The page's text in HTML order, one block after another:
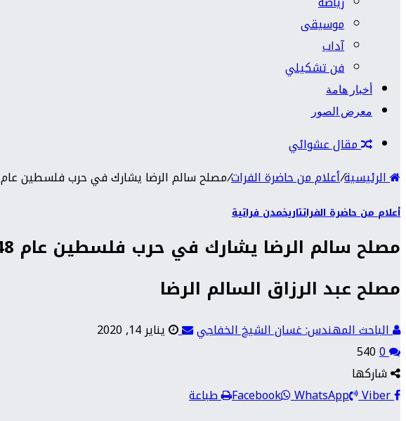
موسيقى
آداب
فن تشكيلي
أخبار هامة
معرض الصور
مقال عشوائي
الرئيسية/أعلام من حاضرة الفرات/مصلح سالم الرضا يشارك في حرب فلسطين عام 1948م
أعلام من حاضرة الفراتتاريخمدن فراتية
مصلح سالم الرضا يشارك في حرب فلسطين عام 1948م
مصلح عبد الرزاق السالم الرضا
الباحث المهندس: غسان الشيخ الخفاجي
يناير 14, 2020
0
شاركها
Facebook
WhatsApp Viber طباعة